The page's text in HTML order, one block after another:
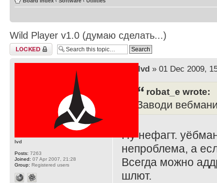
Wild Player v1.0 (думаю сделать...)
Topic locked
lvd» 01 Dec 2009,
robat_e wrote:
Заводи
Ну нефагт.
непроблема, а
Всегда можно
шлют.
lvd
Posts: 7263
Joined: 07 Apr 2007, 21:28
Group: Registered users